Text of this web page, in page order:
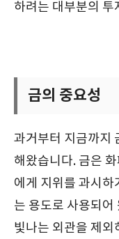
하려는 대부분의
금의 중요성
과거부터 지금까지
해왔습니다. 금은
에게 지위를 과시
는 용도로 사용되어
빛나는 외관을 제외